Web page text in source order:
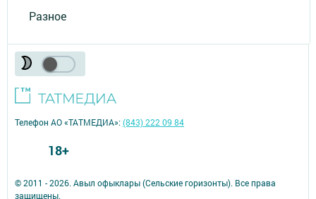
Разное
© 2011 - 2026. Авыл офыклары (Сельские горизонты). Все права
защищены.
Телефон АО «ТАТМЕДИА»:(843) 222 09 84
18+